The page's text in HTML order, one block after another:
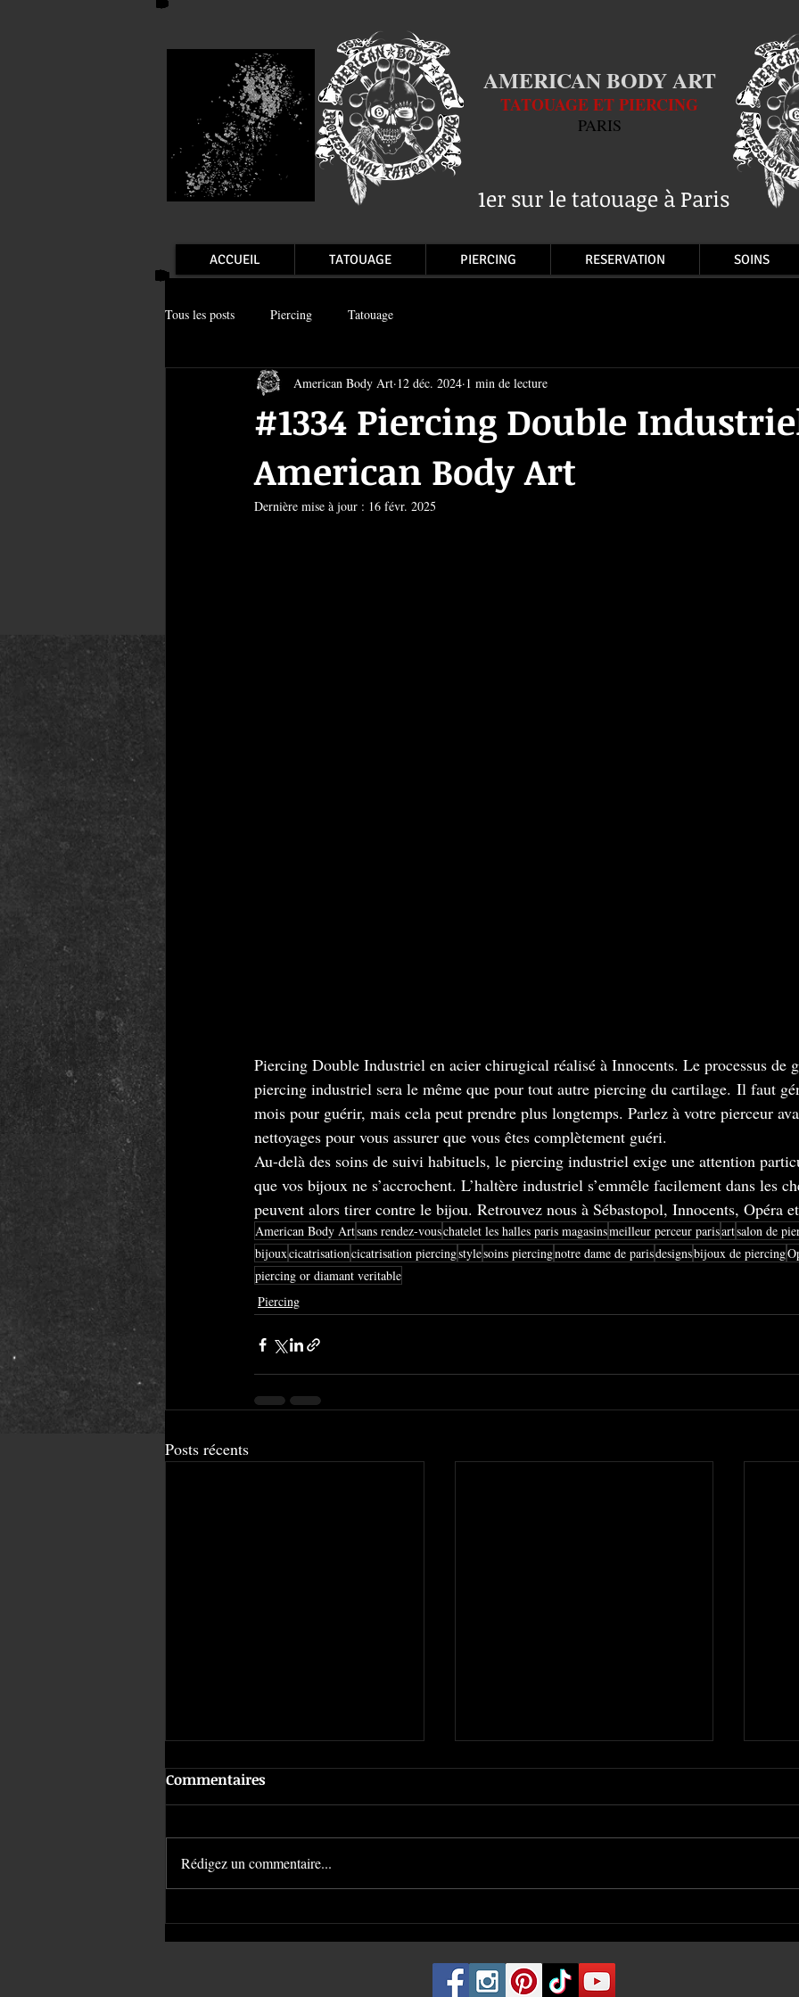
AMERICAN BODY ART
TATOUAGE ET PIERCING
PARIS
1er sur le tatouage à Paris
ACCUEIL TATOUAGE PIERCING RESERVATION SOINS
Tous les posts Piercing Tatouage
#1334 Piercing Double
American Body Art
American Body Art 12 déc. 2024 1 min de lecture
Dernière mise à jour : 16 févr. 2025
Piercing Double Industriel en acier chirugical réalisé à Innocents. Le processus de
piercing industriel sera le même que pour tout autre piercing du cartilage. Il faut
mois pour guérir, mais cela peut prendre plus longtemps. Parlez à votre pierceur
nettoyages pour vous assurer que vous êtes complètement guéri.
Au-delà des soins de suivi habituels, le piercing industriel exige une attention
que vos bijoux ne s’accrochent. L’haltère industriel s’emmêle facilement dans les
peuvent alors tirer contre le bijou. Retrouvez nous à Sébastopol, Innocents, Opéra
American Body Artsans rendez-vouschatelet les halles paris magasinsmeilleur perceur parisartsalon de
bijouxcicatrisationcicatrisation piercingstylesoins piercingnotre dame de parisdesignsbijoux de piercing
piercing or diamant veritable
Piercing
Posts récents
American Body Art #1475
American Body Art #1474
Commentaires
Rédigez un commentaire...